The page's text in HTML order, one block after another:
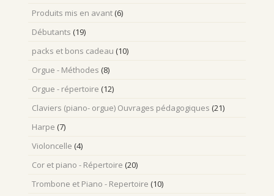
Produits mis en avant (6)
Débutants (19)
packs et bons cadeau (10)
Orgue - Méthodes (8)
Orgue - répertoire (12)
Claviers (piano- orgue) Ouvrages pédagogiques (21)
Harpe (7)
Violoncelle (4)
Cor et piano - Répertoire (20)
Trombone et Piano - Repertoire (10)